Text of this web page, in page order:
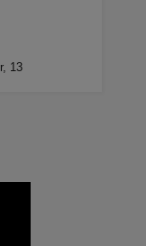
13